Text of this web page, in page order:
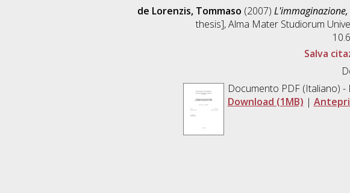
de Lorenzis, Tommaso (2007)
thesis], Alma Mater Studiorum
Salva
Documento PDF(Italiano) -
Download (1MB) |